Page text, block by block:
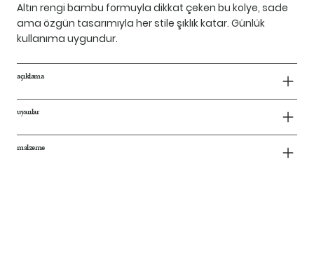
Altın rengi bambu formuyla dikkat çeken bu kolye, sade
ama özgün tasarımıyla her stile şıklık katar. Günlük
kullanıma uygundur.
açıklama
uyarılar
malzeme